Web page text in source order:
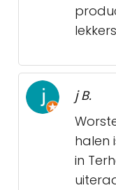
j B.
halen
in